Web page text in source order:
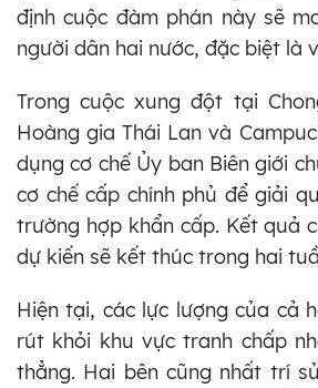
định cuộc đàm phán này sẽ
người dân hai nước, đặc biệt là
Trong cuộc xung đột tại
Hoàng gia Thái Lan và
dụng cơ chế Ủy ban Biên giới
cơ chế cấp chính phủ để giải
trường hợp khẩn cấp. Kết quả
dự kiến sẽ kết thúc trong hai
Hiện tại, các lực lượng của cả
rút khỏi khu vực tranh chấp
thẳng. Hai bên cũng nhất trí